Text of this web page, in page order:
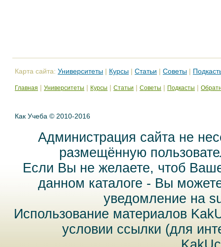
Карта сайта: Университеты | Курсы | Статьи | Советы |
Главная | Университеты | Курсы | Статьи | Советы | Подкасты |
Как Учеба © 2010-2016
Администрация сайта не
размещённую
Если Вы не желаете, чтоб
данном каталоге - Вы
уведомление на
Использование материалов
условии ссылки (для